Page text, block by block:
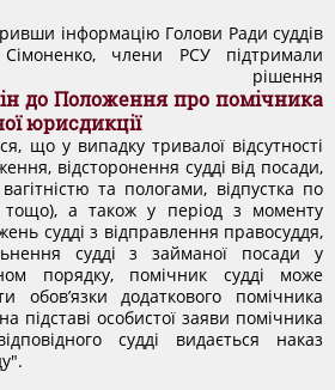
РІШЕННЯ РСУ
ДОКУМЕНТИ
СТАНДАРТИ
ОПИТУВАННЯ
ОЦІНЮВАННЯ
інформацію Голови Ради суддів
члени РСУ підтримали
рішення
до Положення про помічника
юрисдикції
що у випадку тривалої відсутності
відсторонення судді від посади,
та пологами, відпустка по
а також у період з моменту
судді з відправлення правосуддя,
судді з займаної посади у
порядку, помічник судді може
обов’язки додаткового помічника
підставі особистої заяви помічника
судді видається наказ